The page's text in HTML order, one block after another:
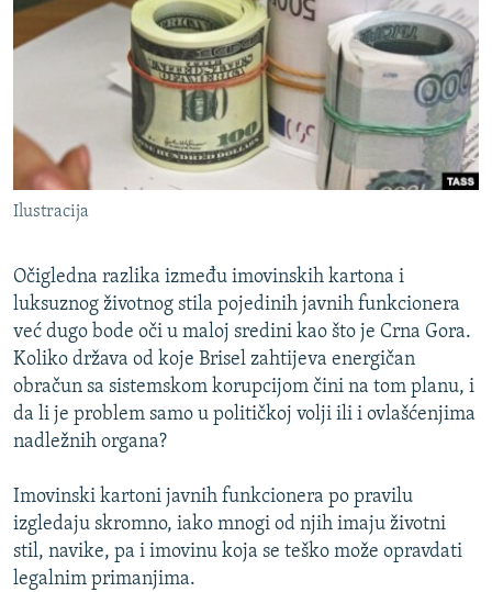
ISPRIČAJ MI
DNEVNO@RSE
SPECIJALI RSE
VIŠE OD NASLOVA
GENOCID U SREBRENICI
POPLAVE I KLIZIŠTA U BIH 2024.
POST SCRIPTUM
MOJA EVROPA
TRI DECENIJE OD RATA U BIH
SVE KARTE DEJTONA
NASTANAK I RASPAD JUGOSLAVIJE
PRATITE NAS
Sve RFE/RL stranice
Ilustracija
Očigledna razlika između imovinskih kartona i
luksuznog životnog stila pojedinih javnih funkcionera
već dugo bode oči u maloj sredini kao što je Crna Gora.
Koliko država od koje Brisel zahtijeva energičan
obračun sa sistemskom korupcijom čini na tom planu, i
da li je problem samo u političkoj volji ili i ovlašćenjima
nadležnih organa?
Imovinski kartoni javnih funkcionera po pravilu
izgledaju skromno, iako mnogi od njih imaju životni
stil, navike, pa i imovinu koja se teško može opravdati
legalnim primanjima.